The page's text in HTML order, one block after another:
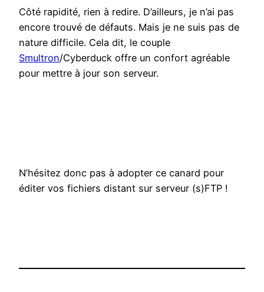
Côté rapidité, rien à redire. D’ailleurs, je n’ai pas
encore trouvé de défauts. Mais je ne suis pas de
nature difficile. Cela dit, le couple
Smultron/Cyberduck offre un confort agréable
pour mettre à jour son serveur.
N’hésitez donc pas à adopter ce canard pour
éditer vos fichiers distant sur serveur (s)FTP !